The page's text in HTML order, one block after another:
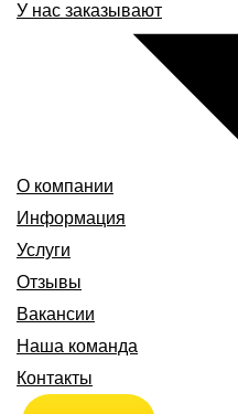
У нас заказывают
О компании
Информация
Услуги
Отзывы
Вакансии
Наша команда
Контакты